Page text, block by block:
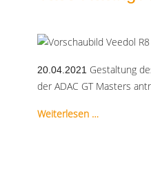
20.04.2021 Gestaltung
der ADAC GT Masters
Weiterlesen …